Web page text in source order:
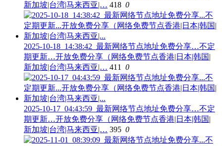
新加坡|台湾|马来西亚|… 418 0
2025-10-18_14:38:42_最新网络节点地址免费分享…不定
期更新…开放免费分享（网络免费节点香港|日本|韩国|
新加坡|台湾|马来西亚|… 411 0
2025-10-17_04:43:59_最新网络节点地址免费分享…不定
期更新…开放免费分享（网络免费节点香港|日本|韩国|
新加坡|台湾|马来西亚|… 395 0